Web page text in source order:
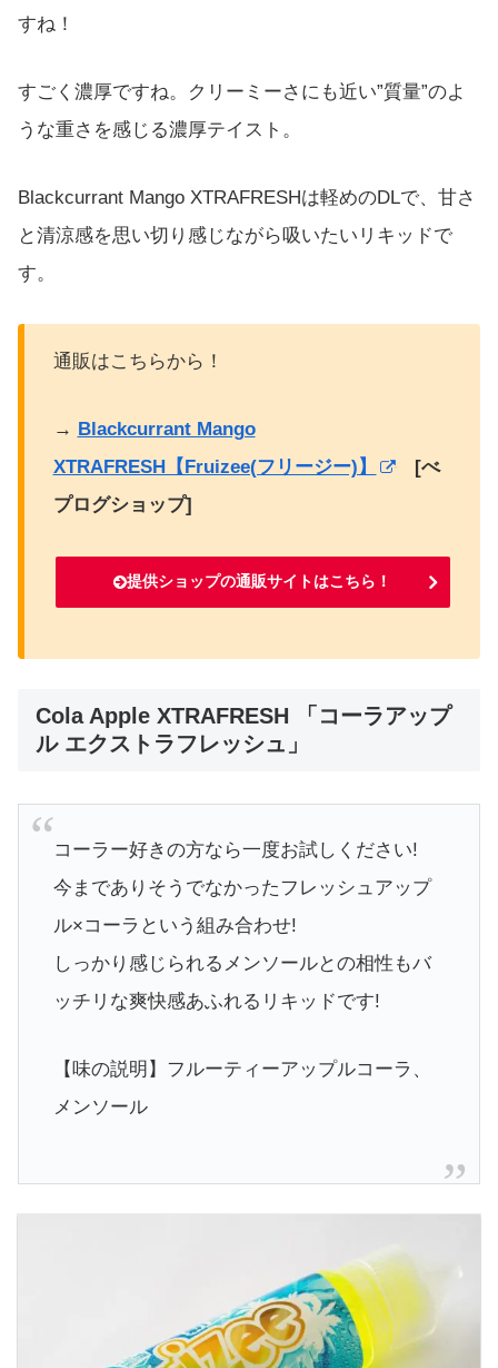
すね！
すごく濃厚ですね。クリーミーさにも近い”質量”のよ
うな重さを感じる濃厚テイスト。
Blackcurrant Mango XTRAFRESHは軽めのDLで、甘さ
と清涼感を思い切り感じながら吸いたいリキッドで
す。
通販はこちらから！
→ Blackcurrant Mango
XTRAFRESH【Fruizee(フリージー)】
[べ
プログショップ]
提供ショップの通販サイトはこちら！
Cola Apple XTRAFRESH 「コーラアップ
ル エクストラフレッシュ」
コーラー好きの方なら一度お試しください!
今までありそうでなかったフレッシュアップ
ル×コーラという組み合わせ!
しっかり感じられるメンソールとの相性もバ
ッチリな爽快感あふれるリキッドです!
【味の説明】フルーティーアップルコーラ、
メンソール